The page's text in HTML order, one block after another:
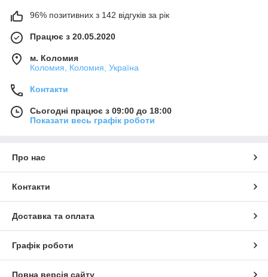
96% позитивних з 142 відгуків за рік
Працює з 20.05.2020
м. Коломия
Коломия, Коломия, Україна
Контакти
Сьогодні працює з 09:00 до 18:00
Показати весь графік роботи
Про нас
Контакти
Доставка та оплата
Графік роботи
Повна версія сайту